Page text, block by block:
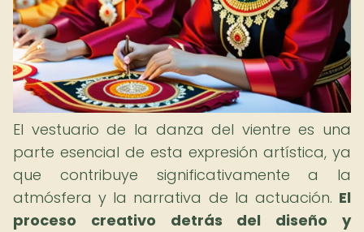
El vestuario de la danza del vientre es una
parte esencial de esta expresión artística, ya
que contribuye significativamente a la
atmósfera y la narrativa de la actuación. El
proceso creativo detrás del diseño y